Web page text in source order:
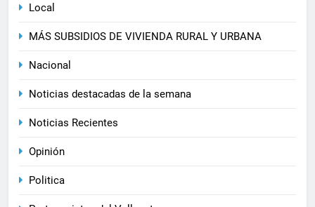
Local
MÁS SUBSIDIOS DE VIVIENDA RURAL Y URBANA
Nacional
Noticias destacadas de la semana
Noticias Recientes
Opinión
Politica